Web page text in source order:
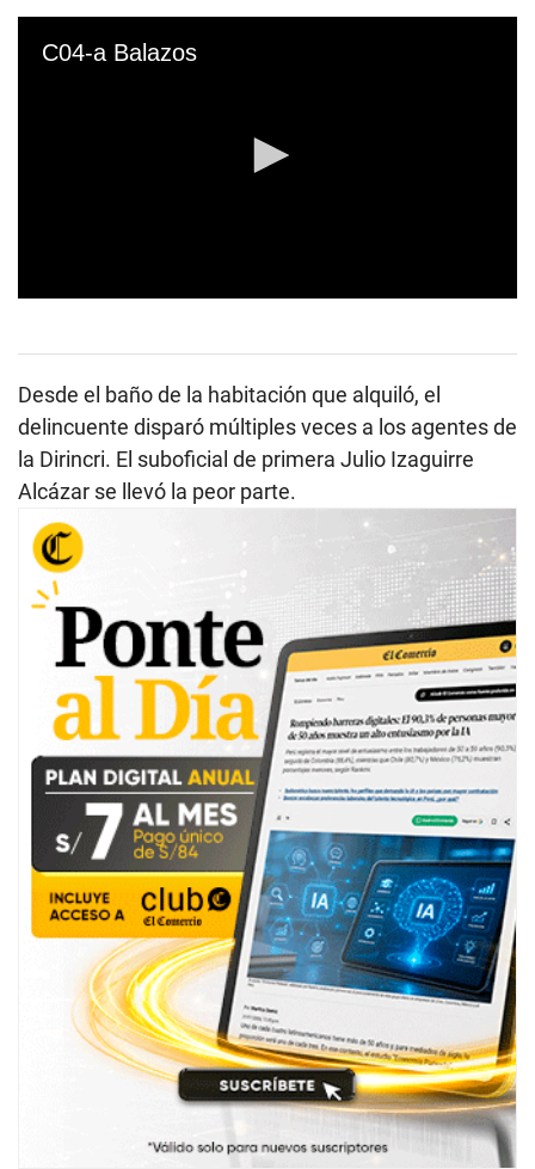
C04-a Balazos
o
n
d
s
o
0
Desde el baño de la habitación que alquiló, el
delincuente disparó múltiples veces a los agentes de
la Dirincri. El suboficial de primera Julio Izaguirre
Alcázar se llevó la peor parte.